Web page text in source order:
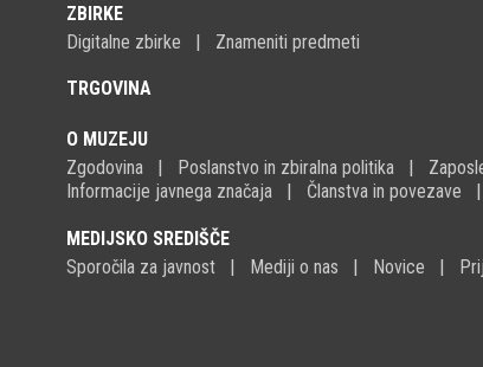
ZBIRKE
Digitalne zbirke
Znameniti predmeti
TRGOVINA
O MUZEJU
Zgodovina
Poslanstvo in zbiralna politika
Informacije javnega značaja
Članstva in povezave
MEDIJSKO SREDIŠČE
Sporočila za javnost
Mediji o nas Novice